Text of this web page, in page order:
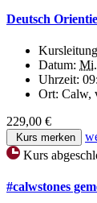
Deutsch
Datum: Mi.
Uhrzeit:
Ort: Calw,
229,00 €
Kurs merken
Kurs
#calwstones